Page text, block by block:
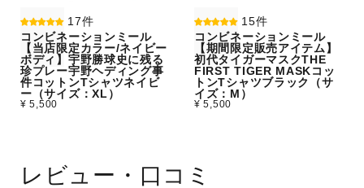
17件
コンビネーションミール
【当店限定カラー/ネイビー
ボディ】宇野勝球史に残る
珍プレー宇野ヘディング事
件コットンTシャツネイビ
ー（サイズ：XL）
¥ 5,500
15件
コンビネーションミール
【期間限定販売アイテム】
初代タイガーマスクTHE
FIRST TIGER MASKコッ
トンTシャツブラック（サ
イズ：M）
¥ 5,500
レビュー・口コミ